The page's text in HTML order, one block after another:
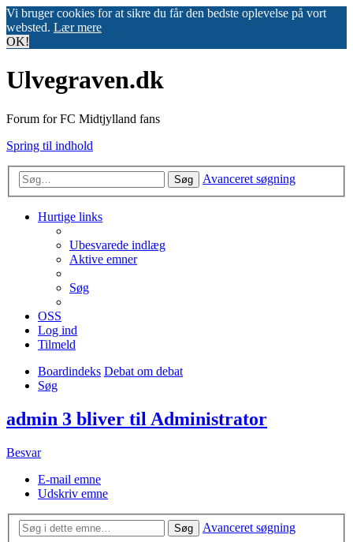
Vi bruger cookies for at sikre du får den bedste oplevelse på vort
websted. Lær mere
OK!
Ulvegraven.dk
Forum for FC Midtjylland fans
Spring til indhold
Søg Avanceret søgning
Hurtige links
Ubesvarede indlæg
Aktive emner
Søg
OSS
Log ind
Tilmeld
Boardindeks Debat om debat
Søg
admin 3 bliver til Administrator
Besvar
E-mail emne
Udskriv emne
Søg
Avanceret søgning